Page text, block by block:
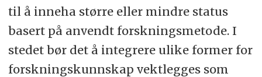
til å inneha større eller mindre status
basert på anvendt forskningsmetode. I
stedet bør det å integrere ulike former for
forskningskunnskap vektlegges som